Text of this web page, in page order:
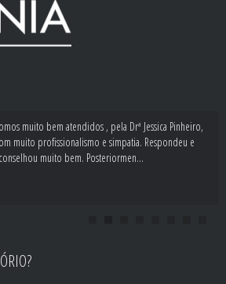
muito bem atendidos , pela Drª Jessica Pinheiro,
muito profissionalismo e simpatia. Respondeu e
muito bem. Posteriormen...